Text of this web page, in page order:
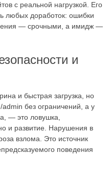
с реальной нагрузкой. Его
любых доработок: ошибки
— срочными, а имидж —
и
и быстрая загрузка, но
без ограничений, а у
— это ловушка,
и развитие. Нарушения в
взлома. Это источник
поведения